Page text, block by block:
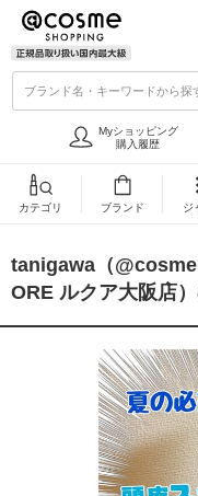
ブランド名・キーワードから探
Myショッピング
購入履歴
カテゴリ ブランド ジ
tanigawa（
ORE ルクア大阪店